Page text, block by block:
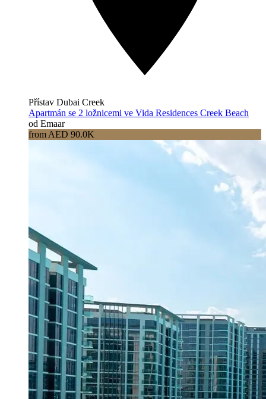
Přístav Dubai Creek
Apartmán se 2 ložnicemi ve Vida Residences Creek Beach
od Emaar
from AED 90.0K